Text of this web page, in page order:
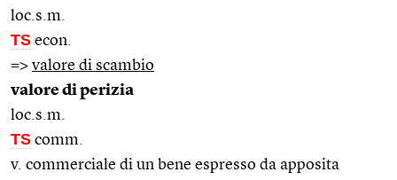
loc.s.m.
TS econ.
=> valore di scambio
valore di perizia
loc.s.m.
TS comm.
v. commerciale di un bene espresso da apposita